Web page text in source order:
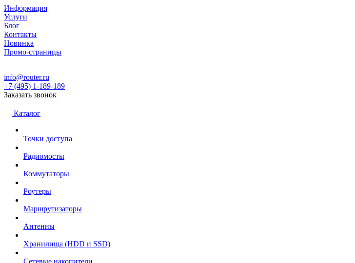
Информация
Услуги
Блог
Контакты
Новинка
Промо-страницы
info@router.ru
+7 (495) 1-189-189
Заказать звонок
Каталог
Точки доступа
Радиомосты
Коммутаторы
Роутеры
Маршрутизаторы
Антенны
Хранилища (HDD и SSD)
Сетевые накопители